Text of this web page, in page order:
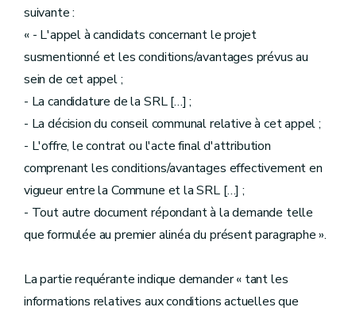
suivante :
« - L'appel à candidats concernant le projet
susmentionné et les conditions/avantages prévus au
sein de cet appel ;
- La candidature de la SRL […] ;
- La décision du conseil communal relative à cet appel ;
- L'offre, le contrat ou l'acte final d'attribution
comprenant les conditions/avantages effectivement en
vigueur entre la Commune et la SRL […] ;
- Tout autre document répondant à la demande telle
que formulée au premier alinéa du présent paragraphe ».
La partie requérante indique demander « tant les
informations relatives aux conditions actuelles que